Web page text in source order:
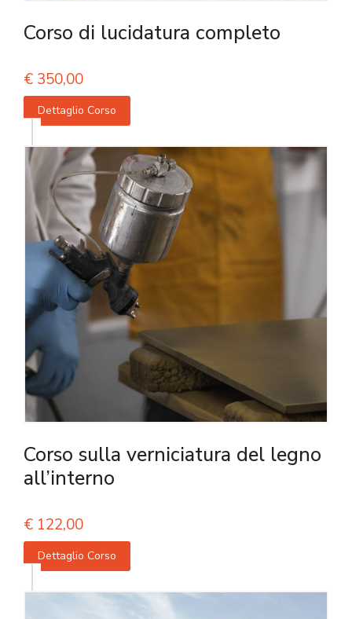
Corso di lucidatura completo
€ 350,00
Dettaglio Corso
Corso sulla verniciatura del legno
all’interno
€ 122,00
Dettaglio Corso